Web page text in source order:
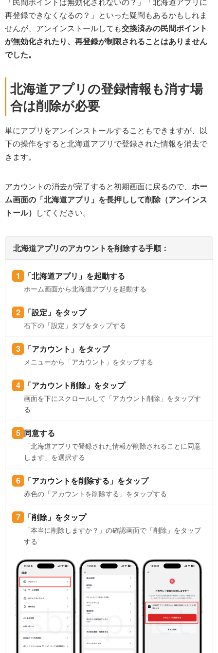
再登録できなくなるの？」といった疑問もあるかもしれま
せんが、アンインストールしても交換済みの民間ポイント
が無効化されたり、再登録が制限されることはありません
でした。
北海道アプリの登録情報も消す場
合は削除が必要
単にアプリをアンインストールすることもできますが、以
下の操作をすると北海道アプリで登録された情報を消去で
きます。
アカウントの消去が完了すると初期画面に戻るので、 ホー
ム画面の「北海道アプリ」を長押しして削除（アンインス
トール） してください。
北海道アプリのアカウントを削除する手順：
「北海道アプリ」を起動する
ホーム画面から北海道アプリを起動する
「設定」をタップ
右下の「設定」タブをタップする
「アカウント」をタップ
メニューから「アカウント」をタップする
「アカウント削除」をタップ
画面を下にスクロールして「アカウント削除」をタップす
る
同意する
「北海道アプリで登録された情報が削除されることに同意
します」を選択する
「アカウントを削除する」をタップ
赤色の「アカウントを削除する」をタップする
「削除」をタップ
「本当に削除しますか？」の確認画面で「削除」をタップ
する